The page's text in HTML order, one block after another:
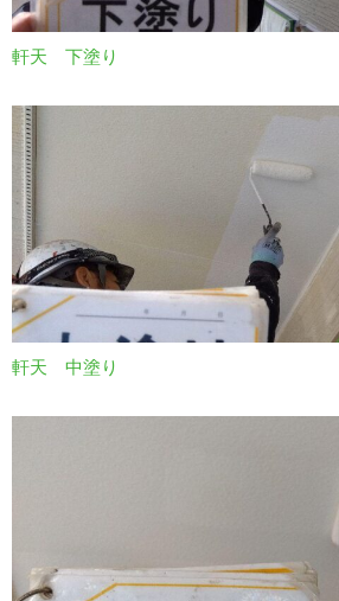
軒天 下塗り
軒天 中塗り